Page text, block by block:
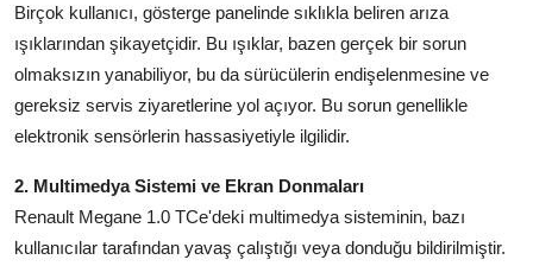
Birçok kullanıcı, gösterge panelinde sıklıkla beliren arıza
ışıklarından şikayetçidir. Bu ışıklar, bazen gerçek bir sorun
olmaksızın yanabiliyor, bu da sürücülerin endişelenmesine ve
gereksiz servis ziyaretlerine yol açıyor. Bu sorun genellikle
elektronik sensörlerin hassasiyetiyle ilgilidir.
2. Multimedya Sistemi ve Ekran Donmaları
Renault Megane 1.0 TCe'deki multimedya sisteminin, bazı
kullanıcılar tarafından yavaş çalıştığı veya donduğu bildirilmiştir.